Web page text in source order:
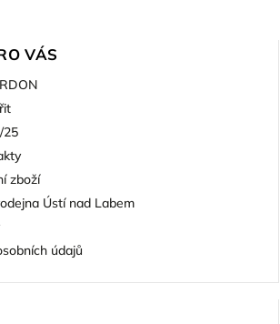
VÁS
25
zboží
Ústí nad Labem
údajů